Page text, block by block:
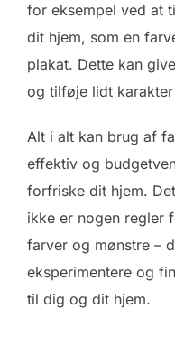
for eksempel ved at
dit hjem, som en
plakat. Dette kan
og tilføje lidt
Alt i alt kan brug af
effektiv og
forfriske dit hjem.
ikke er nogen regler
farver og mønstre –
eksperimentere og
til dig og dit hjem.